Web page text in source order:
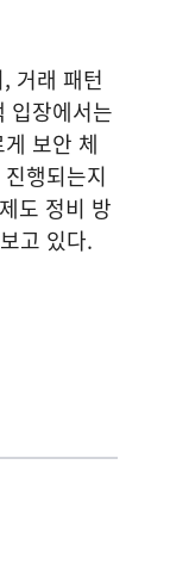
거래 패턴
입장에서는
보안 체
행되는지
도 정비 방
고 있다.